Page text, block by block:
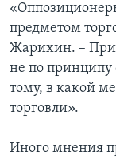
предметом
Жарихин. –
не по принципу
тому, в какой
торговли».
Иного мнения